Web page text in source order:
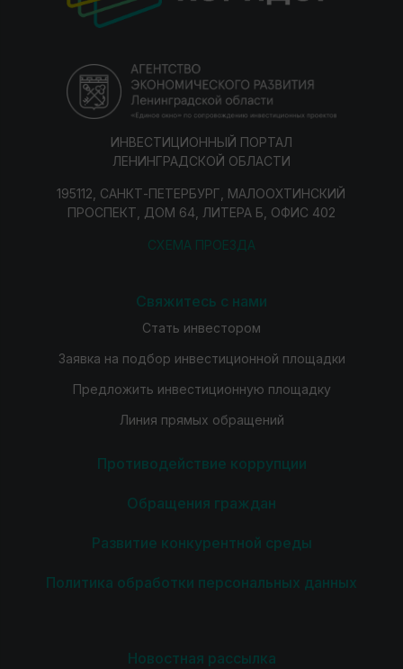
ИНВЕСТИЦИОННЫЙ ПОРТАЛ
ЛЕНИНГРАДСКОЙ ОБЛАСТИ
195112, САНКТ-ПЕТЕРБУРГ, МАЛООХТИНСКИЙ
ПРОСПЕКТ, ДОМ 64, ЛИТЕРА Б, ОФИС 402
СХЕМА ПРОЕЗДА
Свяжитесь с нами
Стать инвестором
Заявка на подбор инвестиционной площадки
Предложить инвестиционную площадку
Линия прямых обращений
Противодействие коррупции
Обращения граждан
Развитие конкурентной среды
Политика обработки персональных данных
Новостная рассылка